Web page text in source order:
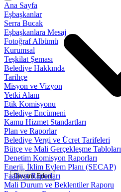
Ana Sayfa
Eşbaşkanlar
Serra Bucak
Eşbaşkanlara Mesaj
Fotoğraf Albümü
Kurumsal
Teşkilat Şeması
Belediye Hakkında
Tarihçe
Misyon ve Vizyon
Yetki Alanı
Etik Komisyonu
Belediye Encümeni
Kamu Hizmet Standartları
Plan ve Raporlar
Belediye Vergi ve Ücret Tarifeleri
Bütçe ve Mali Gerçekleşme Tabloları
Denetim Komisyon Raporları
Enerji, İklim Eylem Planı (SECAP)
Faaliyet Raporları
Mali Durum ve Beklentiler Raporu
Devam Eden